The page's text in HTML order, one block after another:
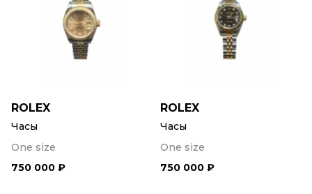
ROLEX
Часы
One size
750 000 ₽
ROLEX
Часы
One size
750 000 ₽